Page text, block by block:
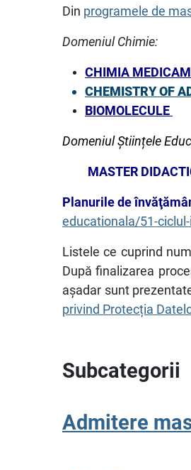
Din programele de
Domeniul Chimie:
CHIMIA
CHEMISTRY OF
BIOMOLECULE
Domeniul Științele
MASTER
Planurile de
educationala/51-
Listele ce cuprind
După finalizarea
aşadar sunt
privind Protecția
Subcategorii
Admitere